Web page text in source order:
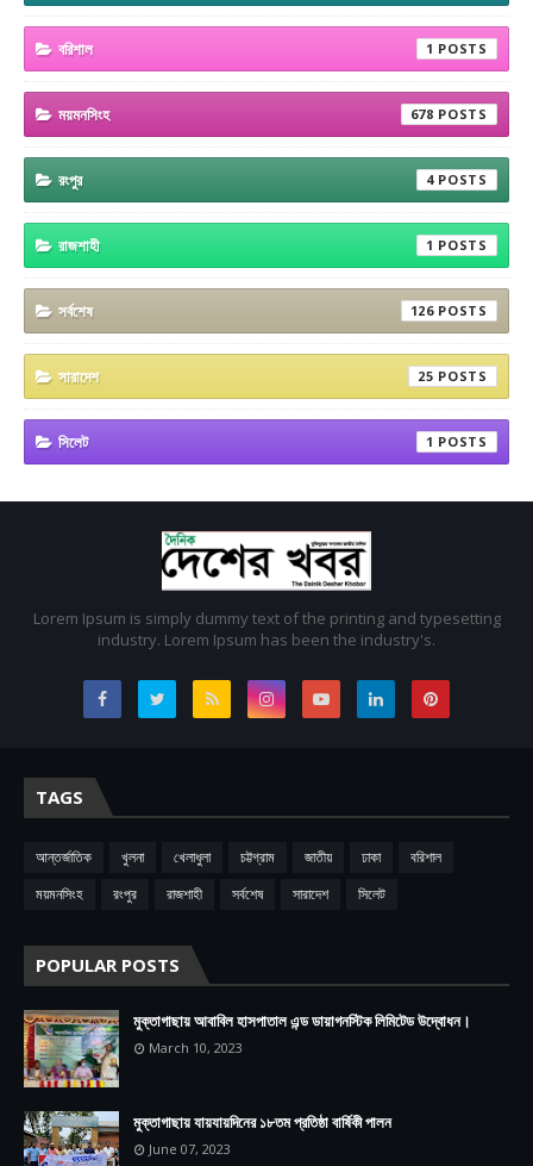
বরিশাল 1
ময়মনসিংহ 678
রংপুর 4
রাজশাহী 1
সর্বশেষ 126
সারাদেশ 25
সিলেট 1
Lorem Ipsum is simply dummy text of the printing and typesetting
industry. Lorem Ipsum has been the industry's.
TAGS
আন্তর্জাতিক খুলনা খেলাধুলা চট্টগ্রাম জাতীয় ঢাকা
বরিশাল
ময়মনসিংহ
রংপুর রাজশাহী সর্বশেষ সারাদেশ সিলেট
POPULAR POSTS
মুক্তাগাছায় আবাবিল হাসপাতাল এন্ড ডায়াগনস্টিক লিমিটেড উদ্বোধন।
March 10, 2023
মুক্তাগাছায় যায়যায়দিনের ১৮তম প্রতিষ্ঠা বার্ষিকী পালন
June 07, 2023